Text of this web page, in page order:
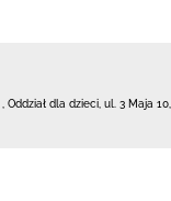
Oddział dla dzieci, ul. 3 Maja 10